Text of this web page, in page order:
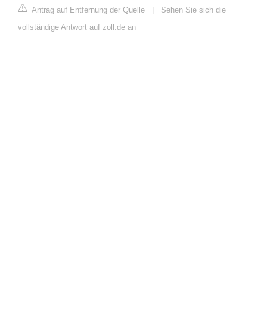
Antrag auf Entfernung der Quelle | Sehen Sie sich die
vollständige Antwort auf zoll.de an